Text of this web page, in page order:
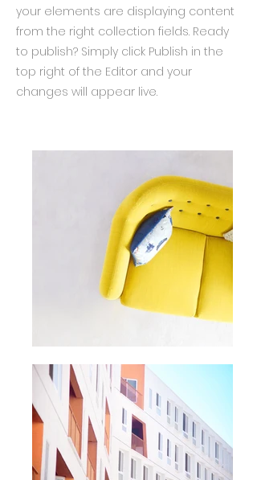
your elements are displaying content
from the right collection fields. Ready
to publish? Simply click Publish in the
top right of the Editor and your
changes will appear live.